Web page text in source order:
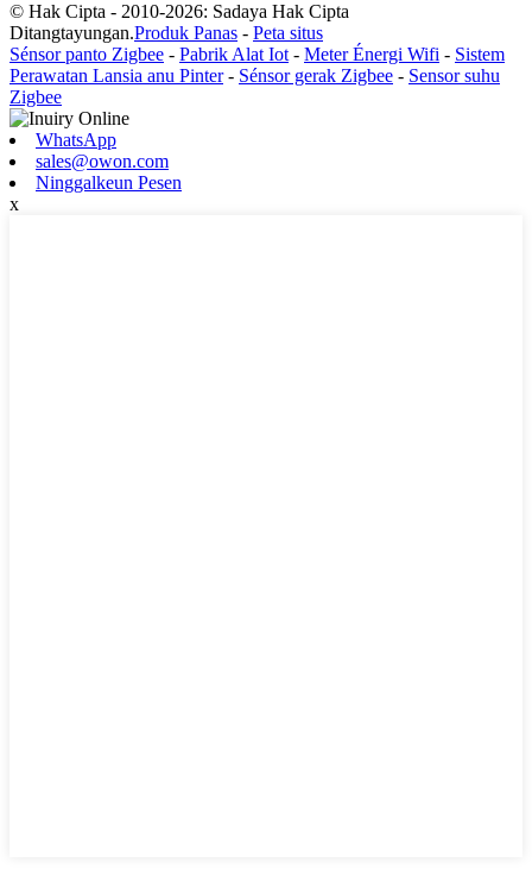
© Hak Cipta - 2010-2026: Sadaya Hak Cipta
Ditangtayungan.Produk Panas - Peta situs
Sénsor panto Zigbee - Pabrik Alat Iot - Meter Énergi Wifi - Sistem
Perawatan Lansia anu Pinter- Sénsor gerak Zigbee - Sensor suhu
Zigbee
WhatsApp
sales@owon.com
Ninggalkeun Pesen
x